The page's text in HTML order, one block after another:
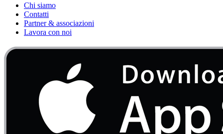
Chi siamo
Contatti
Partner & associazioni
Lavora con noi